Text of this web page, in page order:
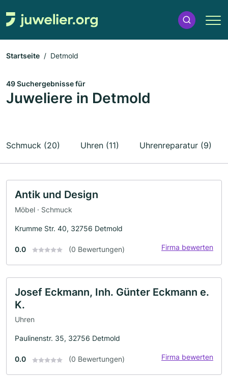
Startseite Detmold
49 Suchergebnisse für
Juweliere in Detmold
Schmuck (20) Uhren (11) Uhrenreparatur (9)
Antik und Design
Möbel · Schmuck
Krumme Str. 40, 32756 Detmold
0.0 (0 Bewertungen) Firma bewerten
Josef Eckmann, Inh. Günter Eckmann e.
K.
Uhren
Paulinenstr. 35, 32756 Detmold
0.0 (0 Bewertungen) Firma bewerten